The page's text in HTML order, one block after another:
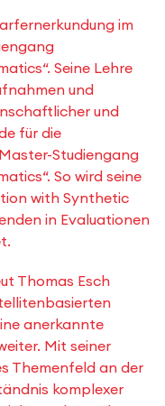
im
Seine Lehre
und
und
für die
Studiengang
So wird seine
with Synthetic
in Evaluationen
Thomas Esch
anerkannte
Mit seiner
Themenfeld an der
komplexer